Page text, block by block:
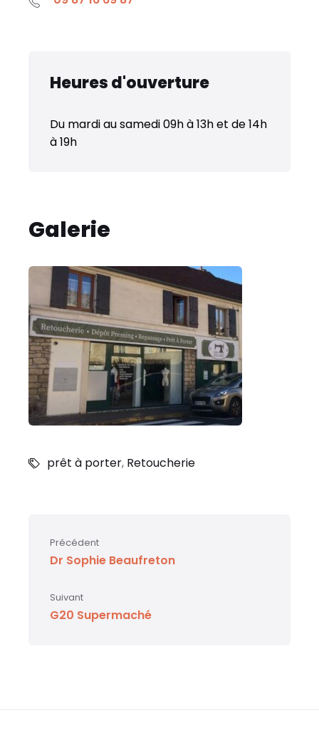
Heures d'ouverture
Du mardi au samedi 09h à 13h et de 14h
à 19h
Galerie
prêt à porter, Retoucherie
Précédent
Dr Sophie Beaufreton
Suivant
G20 Supermaché